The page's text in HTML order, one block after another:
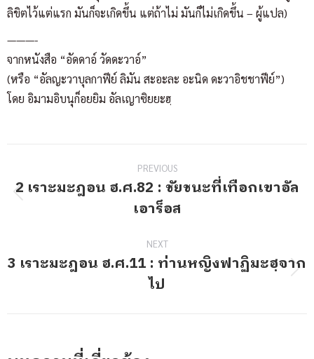
ลิขิตไว้แต่แรก มันก็จะเกิดขึ้น แต่ถ้าไม่ มันก็ไม่เกิดขึ้น – ผู้แปล)
———-
จากหนังสือ “อัดดาอ์ วัดดะวาอ์”
(หรือ “อัลญะวาบุลกาฟีย์ ลิมัน สะอะละ อะนิด ดะวาอิชชาฟีย์”)
โดย อิมามอิบนุก็อยยิม อัลเญาซิยยะฮฺ
navigation
PREVIOUS
Previous
2 เราะมะฎอน ฮ.ศ.82 : ชัยชนะที่เทือกเขาอัล
เอาร็อส
NEXT
Next
3 เราะมะฎอน ฮ.ศ.11 : ท่านหญิงฟาฏิมะฮฺจาก
ไป